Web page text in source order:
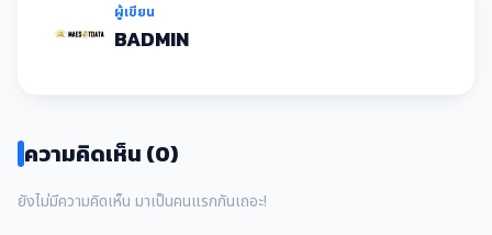
ผู้เขียน
BADMIN
ความคิดเห็น (0)
ยังไม่มีความคิดเห็น มาเป็นคนแรกกันเถอะ!